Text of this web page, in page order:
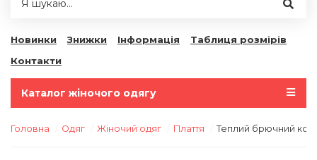
Новинки Знижки Інформація
Таблиця розмірів
Контакти
Каталог жіночого одягу
Головна Одяг Жіночий одяг Плаття Теплий брючний